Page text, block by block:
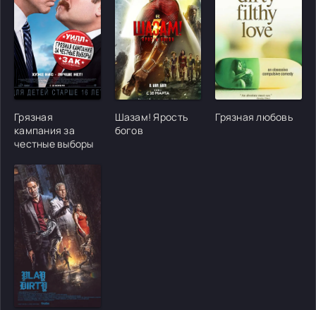
[/xfgiven_cvh_poster_urlcvh_poster_url]
Грязная
кампания за
честные выборы
[/xfgiven_cvh_poster_urlcvh_poster_url]
Шазам! Ярость
богов
[/
Грязная любовь
[/xfgiven_cvh_poster_urlcvh_poster_url]